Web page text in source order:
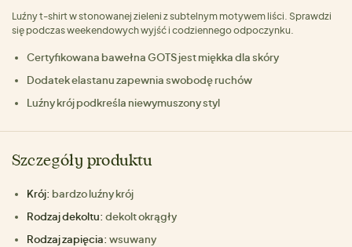
Luźny t-shirt w stonowanej zieleni z subtelnym motywem liści. Sprawdzi
się podczas weekendowych wyjść i codziennego odpoczynku.
Certyfikowana bawełna GOTS jest miękka dla skóry
Dodatek elastanu zapewnia swobodę ruchów
Luźny krój podkreśla niewymuszony styl
Szczegóły produktu
Krój: bardzo luźny krój
Rodzaj dekoltu: dekolt okrągły
Rodzaj zapięcia: wsuwany